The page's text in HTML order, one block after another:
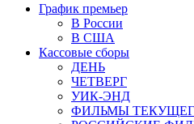
График премьер
В России
В США
Кассовые сборы
ДЕНЬ
ЧЕТВЕРГ
УИК-ЭНД
ФИЛЬМЫ